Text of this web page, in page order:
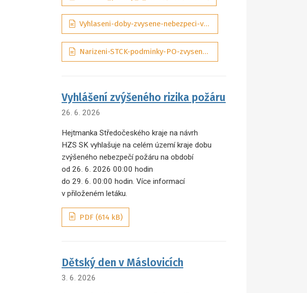
Vyhlaseni-doby-zvysene-nebezpeci-vzniku-pozaru-07-2026-sig_aDQP3Wd, PDF (292 kB)
Narizeni-STCK-podminky-PO-zvysene-nebezpeci-pozaru-01-2025-ASPI_tObrJIM, PDF (131 kB)
Vyhlášení zvýšeného rizika požáru
26. 6. 2026
Hejtmanka Středočeského kraje na návrh
HZS SK vyhlašuje na celém území kraje dobu
zvýšeného nebezpečí požáru na období
od 26. 6. 2026 00:00 hodin
do 29. 6. 00:00 hodin. Více informací
v přiloženém letáku.
PDF (614 kB)
Dětský den v Máslovicích
3. 6. 2026